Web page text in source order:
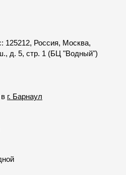
125212, Россия, Москва,
д. 5, стр. 1 (БЦ "Водный")
г. Барнаул